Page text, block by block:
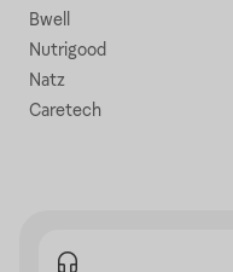
Bwell
Nutrigood
Natz
Caretech